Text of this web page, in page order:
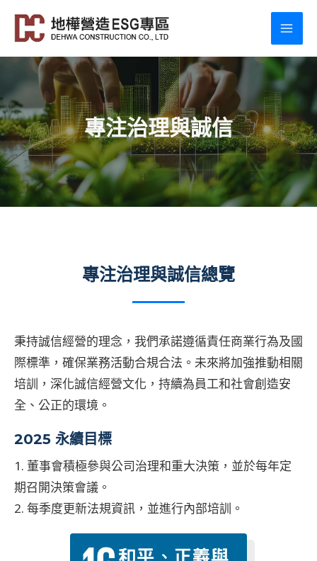
內
容
專注治理與誠信
專注治理與誠信總覽
秉持誠信經營的理念，我們承諾遵循責任商業行為及國
際標準，確保業務活動合規合法。未來將加強推動相關
培訓，深化誠信經營文化，持續為員工和社會創造安
全、公正的環境。
2025 永續目標
1. 董事會積極參與公司治理和重大決策，並於每年定
期召開決策會議。
2. 每季度更新法規資訊，並進行內部培訓。